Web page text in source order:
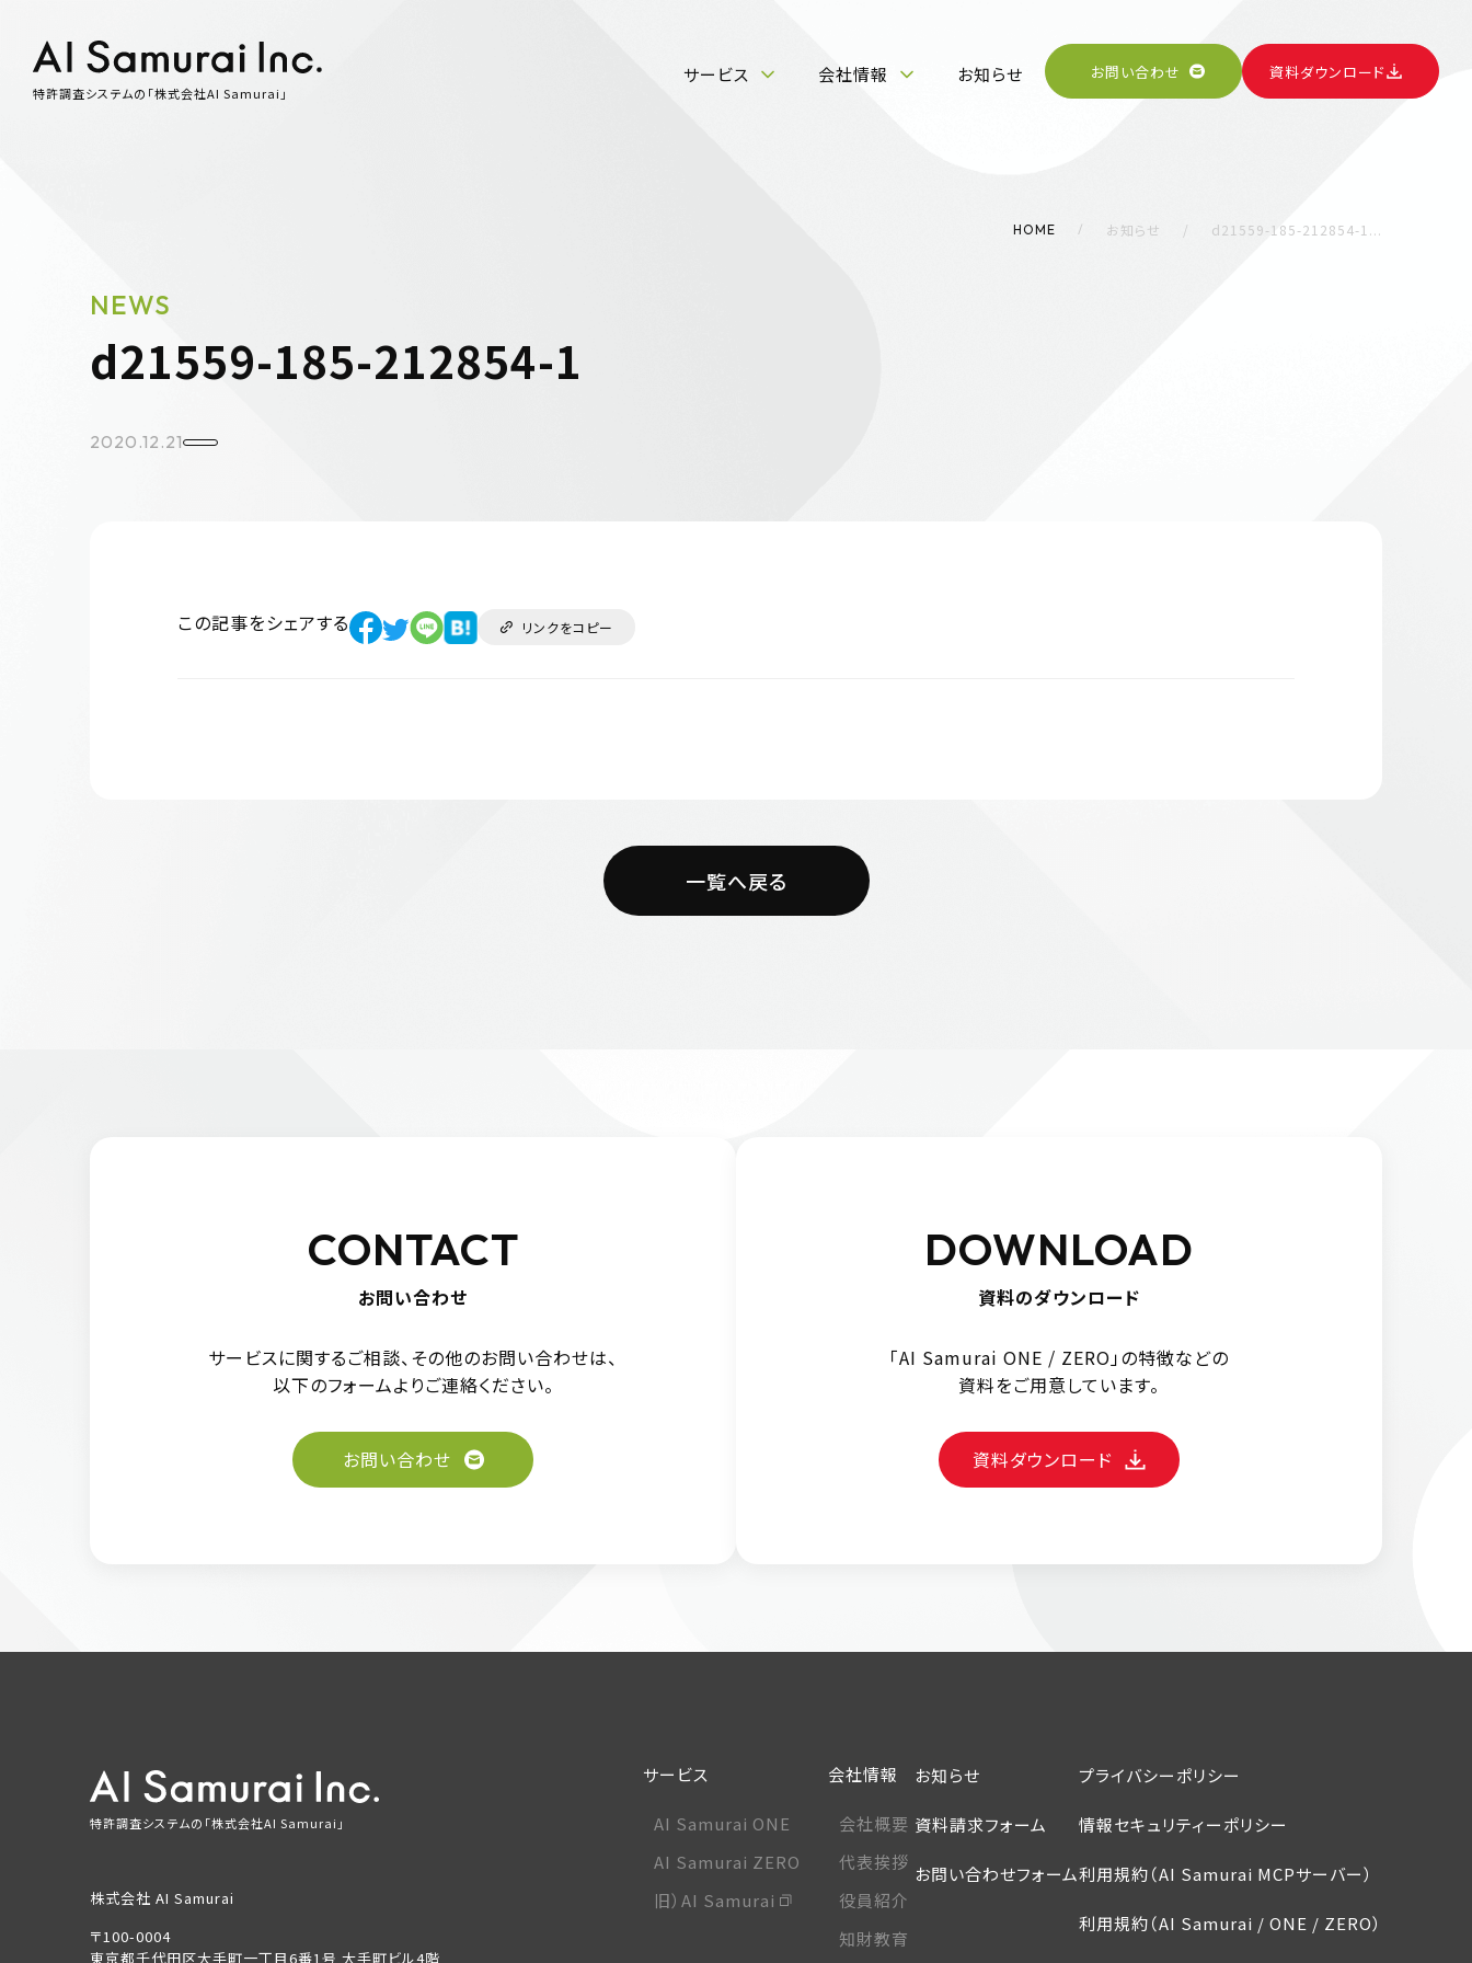
特許調査システムの「株式会社AI Samurai」
サービス 会社情報 お知らせ お問い合わせ 資料ダウンロード
HOME お知らせ d21559-185-212854-1...
d21559-185-212854-1
NEWS
2020.12.21
この記事をシェアする リンクをコピー
一覧へ戻る
CONTACT
お問い合わせ
サービスに関するご相談、その他のお問い合わせは、
以下のフォームよりご連絡ください。
お問い合わせ
DOWNLOAD
資料のダウンロード
「AI Samurai ONE / ZERO」の特徴などの
資料をご用意しています。
資料ダウンロード
特許調査システムの「株式会社AI Samurai」
株式会社 AI Samurai
〒100-0004
東京都千代田区大手町一丁目6番1号 大手町ビル4階
サービス
AI Samurai ONE
AI Samurai ZERO
旧）AI Samurai
会社情報
会社概要
代表挨拶
役員紹介
知財教育
お知らせ
資料請求フォーム
お問い合わせフォーム
プライバシーポリシー
情報セキュリティーポリシー
利用規約（AI Samurai MCPサーバー）
利用規約（AI Samurai / ONE / ZERO）